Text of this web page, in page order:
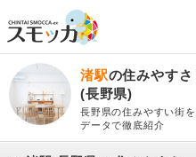
渚駅の住みやすさ
(長野県)
長野県の住みやすい街
データで徹底紹介